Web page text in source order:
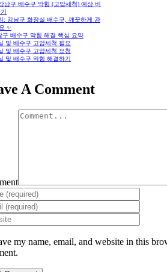
남구 배수구 막힘 (고압세척) 예상 비
: 강남구 화장실 배수구, 깨끗하게 관
✨
구 배수구 막힘 해결 핵심 요약
및 배수구 고압세척 필요
및 배수구 고압세척 요청
및 배수구 막힘 해결하기
A Comment
my name, email, and website in this